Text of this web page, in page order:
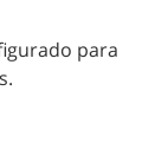
para